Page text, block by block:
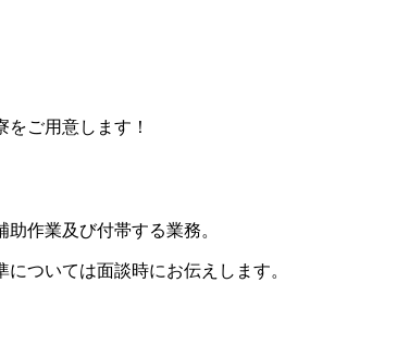
ご用意します！
作業及び付帯する業務。
ついては面談時にお伝えします。